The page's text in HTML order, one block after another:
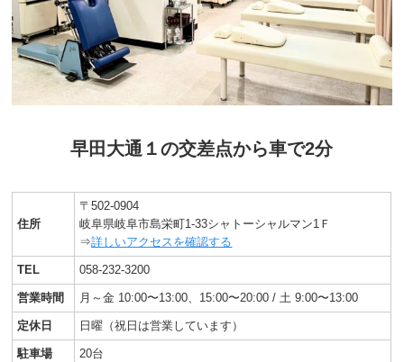
早田大通１の交差点から車で2分
住所
〒502-0904
岐阜県岐阜市島栄町1-33シャトーシャルマン1Ｆ
⇒詳しいアクセスを確認する
TEL 058-232-3200
営業時間 月～金 10:00〜13:00、15:00〜20:00 / 土 9:00〜13:00
定休日 日曜（祝日は営業しています）
駐車場 20台